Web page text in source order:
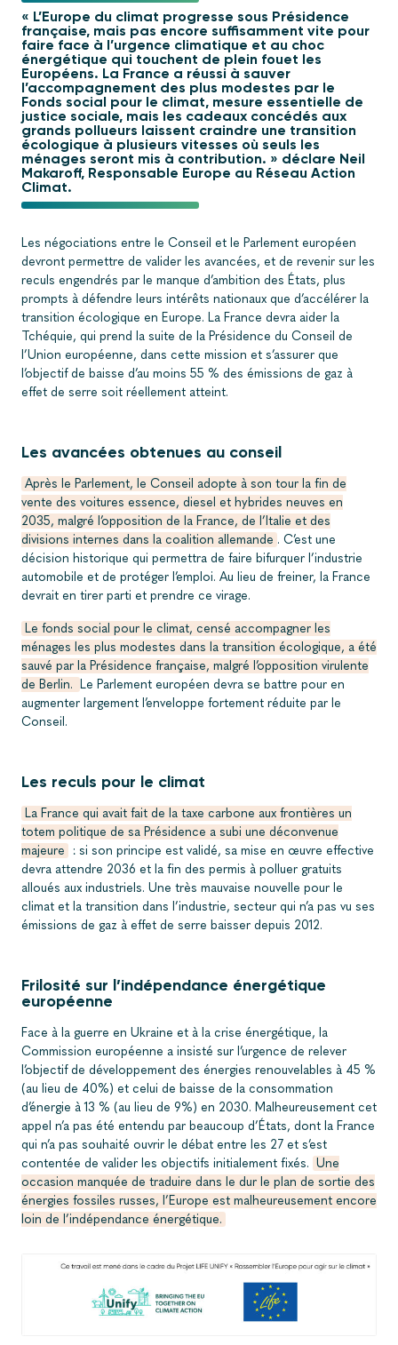
« L’Europe du climat progresse sous Présidence
française, mais pas encore suffisamment vite pour
faire face à l’urgence climatique et au choc
énergétique qui touchent de plein fouet les
Européens. La France a réussi à sauver
l’accompagnement des plus modestes par le
Fonds social pour le climat, mesure essentielle de
justice sociale, mais les cadeaux concédés aux
grands pollueurs laissent craindre une transition
écologique à plusieurs vitesses où seuls les
ménages seront mis à contribution. » déclare Neil
Makaroff, Responsable Europe au Réseau Action
Climat.
Les négociations entre le Conseil et le Parlement européen
devront permettre de valider les avancées, et de revenir sur les
reculs engendrés par le manque d’ambition des États, plus
prompts à défendre leurs intérêts nationaux que d’accélérer la
transition écologique en Europe. La France devra aider la
Tchéquie, qui prend la suite de la Présidence du Conseil de
l’Union européenne, dans cette mission et s’assurer que
l’objectif de baisse d’au moins 55 % des émissions de gaz à
effet de serre soit réellement atteint.
Les avancées obtenues au conseil
Après le Parlement, le Conseil adopte à son tour la fin de
vente des voitures essence, diesel et hybrides neuves en
2035, malgré l’opposition de la France, de l’Italie et des
divisions internes dans la coalition allemande . C’est une
décision historique qui permettra de faire bifurquer l’industrie
automobile et de protéger l’emploi. Au lieu de freiner, la France
devrait en tirer parti et prendre ce virage.
Le fonds social pour le climat, censé accompagner les
ménages les plus modestes dans la transition écologique, a été
sauvé par la Présidence française, malgré l’opposition virulente
de Berlin.
Le Parlement européen devra se battre pour en
augmenter largement l’enveloppe fortement réduite par le
Conseil.
Les reculs pour le climat
La France qui avait fait de la taxe carbone aux frontières un
totem politique de sa Présidence a subi une déconvenue
majeure
: si son principe est validé, sa mise en œuvre effective
devra attendre 2036 et la fin des permis à polluer gratuits
alloués aux industriels. Une très mauvaise nouvelle pour le
climat et la transition dans l’industrie, secteur qui n’a pas vu ses
émissions de gaz à effet de serre baisser depuis 2012.
Frilosité sur l’indépendance énergétique
européenne
Face à la guerre en Ukraine et à la crise énergétique, la
Commission européenne a insisté sur l’urgence de relever
l’objectif de développement des énergies renouvelables à 45 %
(au lieu de 40%) et celui de baisse de la consommation
d’énergie à 13 % (au lieu de 9%) en 2030. Malheureusement cet
appel n’a pas été entendu par beaucoup d’États, dont la France
qui n’a pas souhaité ouvrir le débat entre les 27 et s’est
contentée de valider les objectifs initialement fixés. Une
occasion manquée de traduire dans le dur le plan de sortie des
énergies fossiles russes, l’Europe est malheureusement encore
loin de l’indépendance énergétique.